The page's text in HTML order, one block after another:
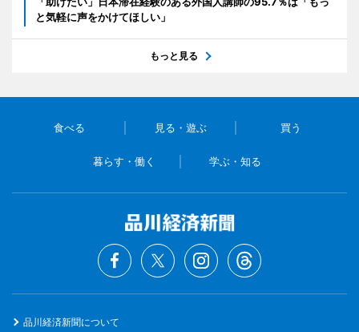
と気軽に声をかけてほしい」
もっと見る
食べる 見る・遊ぶ 買う
暮らす・働く 学ぶ・知る
品川経済新聞について